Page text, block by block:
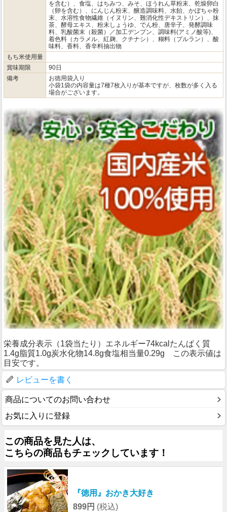
を含む）、食塩、はちみつ、みそ、ほうれん草粉末、乾燥卵白
（卵を含む）、にんじん粉末、醸造調味料、水飴、かぼちゃ粉
末、水溶性食物繊維（イヌリン、難消化性デキストリン）、抹
茶、酵母エキス、粉末しょうゆ、でん粉、唐辛子、発酵調味
料、乳酸菌末（殺菌）／加工デンプン、調味料(アミノ酸等)、
着色料（カラメル、紅麹、クチナシ）、糊料（プルラン）、酸
味料、香料、香辛料抽出物
もち米使用量
賞味期限
90日
備考
お徳用袋入り
小袋1袋の内容量は7種7枚入りが基本ですが、枚数が多く入る
場合がございます。
栄養成分表示（1袋当たり）エネルギー74kcalたんぱく質
1.4g脂質1.0g炭水化物14.8g食塩相当量0.29g この表示値は
目安です。
レビューを書く
商品についてのお問い合わせ
お気に入りに登録
この商品を見た人は、
こちらの商品もチェックしています！
『徳用』おかき大好き
899円 (税込)